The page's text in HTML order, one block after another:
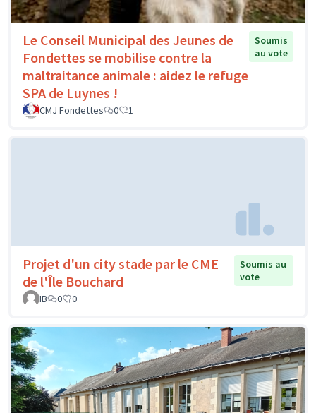
Le Conseil Municipal des Jeunes de
Fondettes se mobilise contre la
maltraitance animale : aidez le refuge
SPA de Luynes !
Soumis
au vote
CMJ Fondettes 0 1
Projet d'un city stade par le CME
de l'Île Bouchard
Soumis au
vote
IB
0 0